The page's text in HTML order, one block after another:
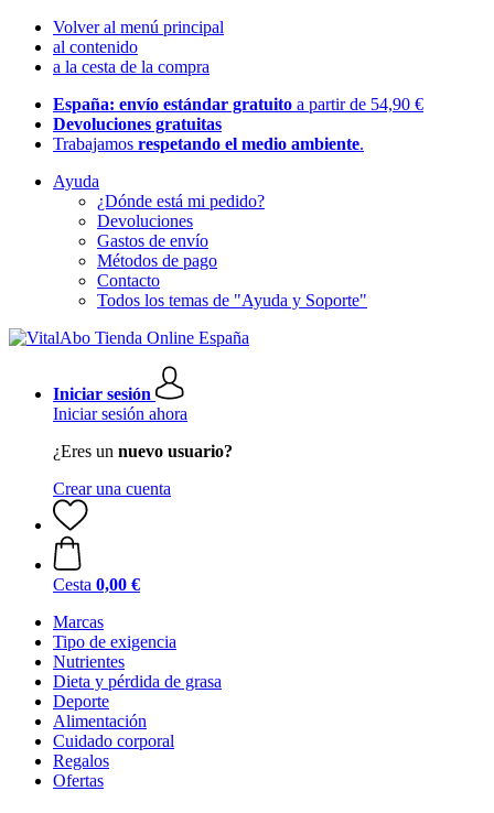
Volver al menú principal
al contenido
a la cesta de la compra
España: envío estándar gratuito a partir de 54,90 €
Devoluciones gratuitas
Trabajamos respetando el medio ambiente.
Ayuda
¿Dónde está mi pedido?
Devoluciones
Gastos de envío
Métodos de pago
Contacto
Todos los temas de "Ayuda y Soporte"
Iniciar sesión
Iniciar sesión ahora
¿Eres un nuevo usuario?
Crear una cuenta
Cesta 0,00 €
Marcas
Tipo de exigencia
Nutrientes
Dieta y pérdida de grasa
Deporte
Alimentación
Cuidado corporal
Regalos
Ofertas